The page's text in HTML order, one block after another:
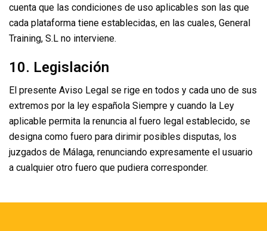
cuenta que las condiciones de uso aplicables son las que
cada plataforma tiene establecidas, en las cuales, General
Training, S.L no interviene.
10. Legislación
El presente Aviso Legal se rige en todos y cada uno de sus
extremos por la ley española Siempre y cuando la Ley
aplicable permita la renuncia al fuero legal establecido, se
designa como fuero para dirimir posibles disputas, los
juzgados de Málaga, renunciando expresamente el usuario
a cualquier otro fuero que pudiera corresponder.